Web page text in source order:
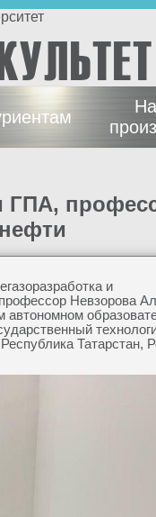
и
Невзорова
автономном
Татарстан,